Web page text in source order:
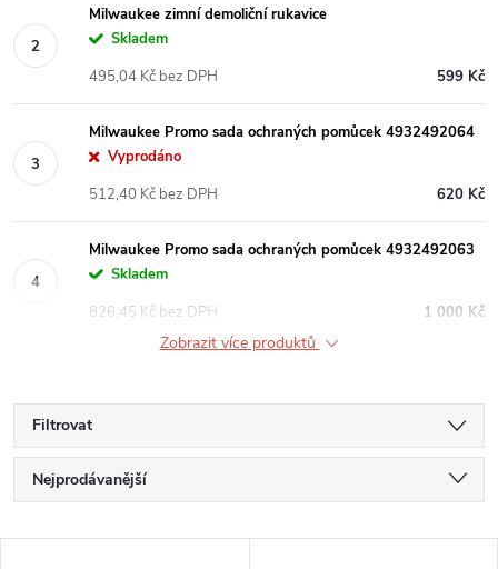
Milwaukee zimní demoliční rukavice
Skladem
599 Kč
495,04 Kč bez DPH
Milwaukee Promo sada ochraných pomůcek 4932492064
Vyprodáno
620 Kč
512,40 Kč bez DPH
Milwaukee Promo sada ochraných pomůcek 4932492063
Skladem
1 000 Kč
826,45 Kč bez DPH
Zobrazit více produktů
Filtrovat
Ř
a
Nejprodávanější